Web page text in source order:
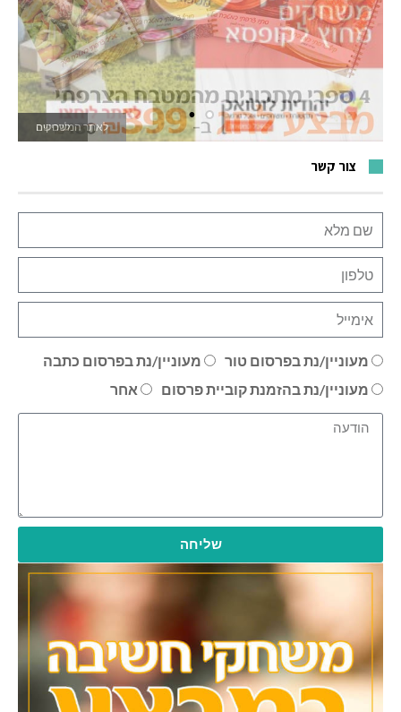
לאתר המשחקים
צור קשר
מעוניין/נת בפרסום טור
מעוניין/נת בפרסום כתבה
מעוניין/נת בהזמנת קוביית פרסום
אחר
שליחה